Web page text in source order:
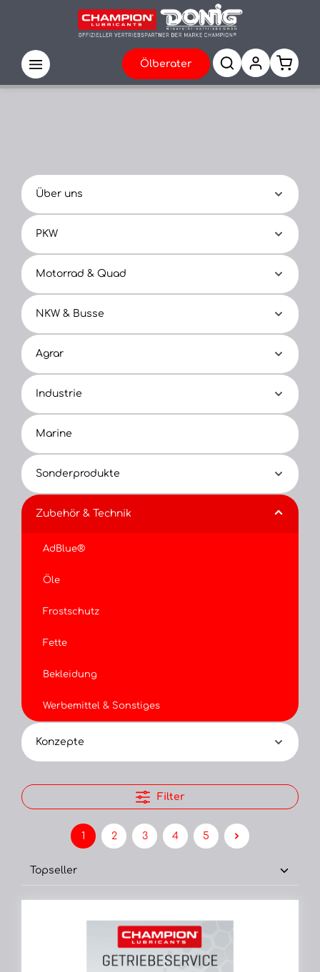
Ölberater
Über uns
PKW
Motorrad & Quad
NKW & Busse
Agrar
Industrie
Marine
Sonderprodukte
Zubehör & Technik
AdBlue®
Öle
Frostschutz
Fette
Bekleidung
Werbemittel & Sonstiges
Konzepte
Filter
1 2 3 4 5